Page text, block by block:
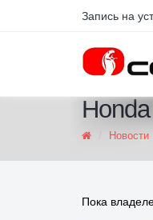
Запись на
Новости
Пока